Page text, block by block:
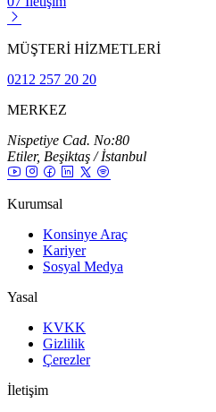
MÜŞTERİ HİZMETLERİ
0212 257 20 20
MERKEZ
Nispetiye Cad. No:80
Etiler, Beşiktaş / İstanbul
Kurumsal
Konsinye Araç
Kariyer
Sosyal Medya
Yasal
KVKK
Gizlilik
Çerezler
İletişim